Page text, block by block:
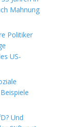
Mahnung
Politiker
US-
Und